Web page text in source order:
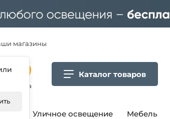
магазины
для дома
Каталог товаров
Уличное освещение Мебель